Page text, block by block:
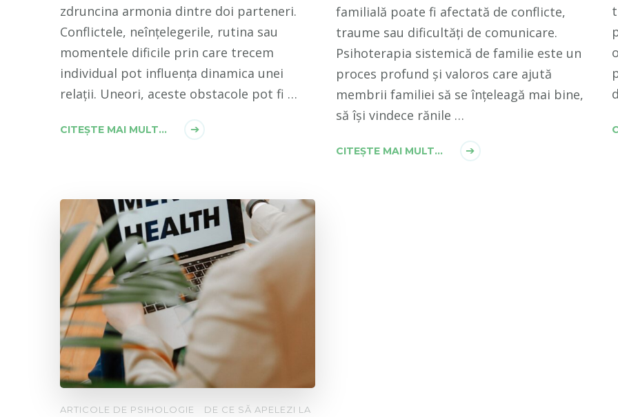
zdruncina armonia dintre doi parteneri.
Conflictele, neînțelegerile, rutina sau
momentele dificile prin care trecem
individual pot influența dinamica unei
relații. Uneori, aceste obstacole pot fi …
CITEȘTE MAI MULT...
familială poate fi afectată de conflicte,
traume sau dificultăți de comunicare.
Psihoterapia sistemică de familie este un
proces profund și valoros care ajută
membrii familiei să se înțeleagă mai bine,
să își vindece rănile …
CITEȘTE MAI MULT...
ARTICOLE DE PSIHOLOGIE DE CE SĂ APELEZI LA